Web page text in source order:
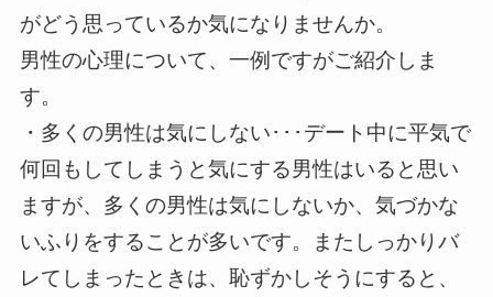
がどう思っているか気になりませんか。
男性の心理について、一例ですがご紹介しま
す。
・多くの男性は気にしない･･･デート中に平気で
何回もしてしまうと気にする男性はいると思い
ますが、多くの男性は気にしないか、気づかな
いふりをすることが多いです。またしっかりバ
レてしまったときは、恥ずかしそうにすると、